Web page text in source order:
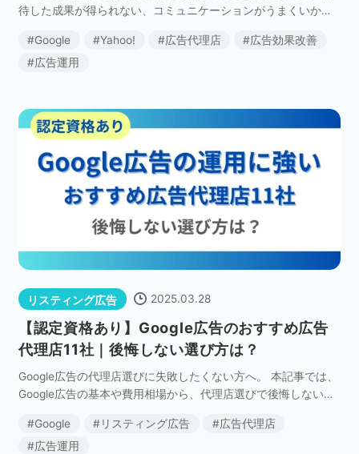
CRM KARTE
Google Cloud／BI
実績・事例
お問い合わせ
待した成果が得られない、コミュニケーションがうまくいかな
うな状況で頭をよぎるのが「広告代理店のリプレイス […]
Google Yahoo! 広告代理店
広告効果改善
広告運用
リスティング広告 2025.03.28
【認定資格あり】Google広告のおすすめ広告
代理店11社｜後悔しない選び方は？
Google広告の代理店選びに失敗したくない方へ。 本記事では、
Google広告の基本や費用相場から、代理店選びで後悔しないた
のプレミアパートナーの中から厳 […]
Google リスティング広告
広告代理店
広告運用